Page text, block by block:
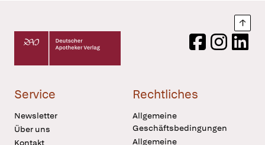
Deutscher Apotheker Verlag Logo
FacebookInstagram
Service
Newsletter
Über uns
Kontakt
Rechtliches
Allgemeine
Geschäftsbedingungen
Allgemeine